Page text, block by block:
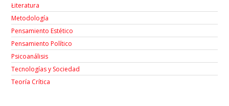
Łiteratura
Metodología
Pensamiento Estético
Pensamiento Político
Psicoanálisis
Tecnologías y Sociedad
Teoría Crítica